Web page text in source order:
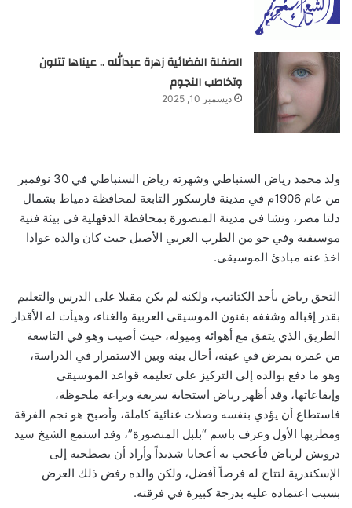
الطفلة الفضائية زهرة عبدالله .. عيناها تتلون
وتخاطب النجوم
ديسمبر 10, 2025
ولد محمد رياض السنباطي وشهرته رياض السنباطي في 30 نوفمبر
من عام 1906م في مدينة فارسكور التابعة لمحافظة دمياط بشمال
دلتا مصر، ونشا في مدينة المنصورة بمحافظة الدقهلية في بيئة فنية
موسيقية وفي جو من الطرب العربي الأصيل حيث كان والده عوادا
اخذ عنه مبادئ الموسيقى.
التحق رياض بأحد الكتاتيب، ولكنه لم يكن مقبلا على الدرس والتعليم
بقدر إقباله وشغفه بفنون الموسيقي العربية والغناء، وهيأت له الأقدار
الطريق الذي يتفق مع أهوائه وميوله، حيث أصيب وهو في التاسعة
من عمره بمرض في عينه، أحال بينه وبين الاستمرار في الدراسة،
وهو ما دفع بوالده إلي التركيز على تعليمه قواعد الموسيقي
وإيقاعاتها، وقد أظهر رياض استجابة سريعة وبراعة ملحوظة،
فاستطاع أن يؤدي بنفسه وصلات غنائية كاملة، وأصبح هو نجم الفرقة
ومطربها الأول وعرف باسم “بلبل المنصورة”، وقد استمع الشيخ سيد
درويش لرياض فأعجب به أعجابا شديداً وأراد أن يصطحبه إلى
الإسكندرية لتتاح له فرصاً أفضل، ولكن والده رفض ذلك العرض
بسبب اعتماده عليه بدرجة كبيرة في فرقته.